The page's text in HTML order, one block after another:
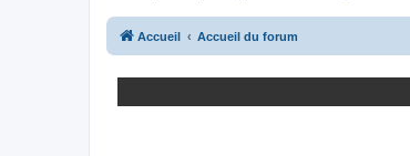
Accueil Accueil du forum